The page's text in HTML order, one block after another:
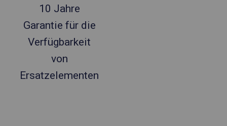
10 Jahre
Garantie für die
Verfügbarkeit
von
Ersatzelementen